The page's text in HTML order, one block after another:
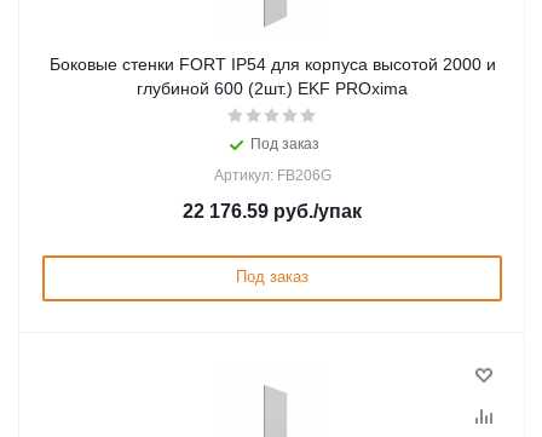
Боковые стенки FORT IP54 для корпуса высотой 2000 и
глубиной 600 (2шт.) EKF PROxima
Под заказ
Артикул: FB206G
22 176.59 руб./упак
Под заказ